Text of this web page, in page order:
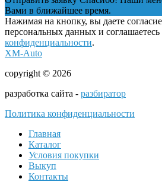
Вами в ближайшее время.
Нажимая на кнопку, вы даете
персональных данных и соглашаетесь
конфиденциальности.
XM-Auto
copyright © 2026
разработка сайта - разбиратор
Политика конфиденциальности
Главная
Каталог
Условия покупки
Выкуп
Контакты